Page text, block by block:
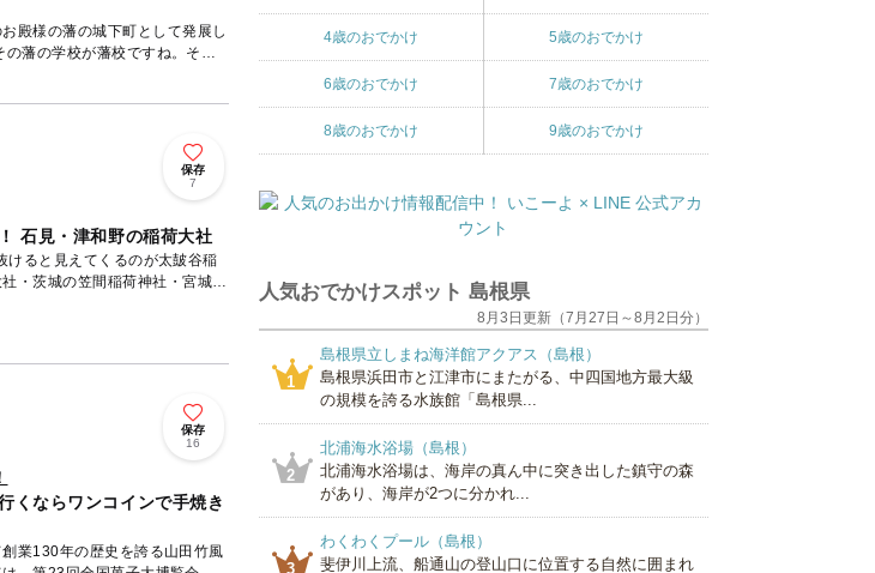
殿様の藩の城下町として発展し
藩の学校が藩校ですね。そし
保存
7
石見・津和野の稲荷大社
けると見えてくるのが太皷谷稲
・茨城の笠間稲荷神社・宮城県
保存
16
くならワンコインで手焼き
業130年の歴史を誇る山田竹風
4歳のおでかけ 5歳のおでかけ
6歳のおでかけ 7歳のおでかけ
8歳のおでかけ 9歳のおでかけ
人気おでかけスポット 島根県
8月3日更新（7月27日～8月2日分）
1
島根県立しまね海洋館アクアス（島根）
島根県浜田市と江津市にまたがる、中四国地方最大級
の規模を誇る水族館「島根県...
2
北浦海水浴場（島根）
北浦海水浴場は、海岸の真ん中に突き出した鎮守の森
があり、海岸が2つに分かれ...
3
わくわくプール（島根）
斐伊川上流、船通山の登山口に位置する自然に囲まれ